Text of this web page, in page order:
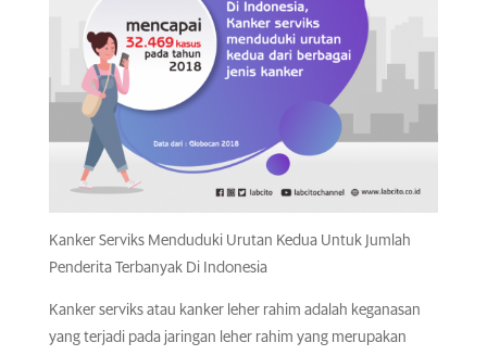
Kanker Serviks Menduduki Urutan Kedua Untuk Jumlah
Penderita Terbanyak Di Indonesia
Kanker serviks atau kanker leher rahim adalah keganasan
yang terjadi pada jaringan leher rahim yang merupakan